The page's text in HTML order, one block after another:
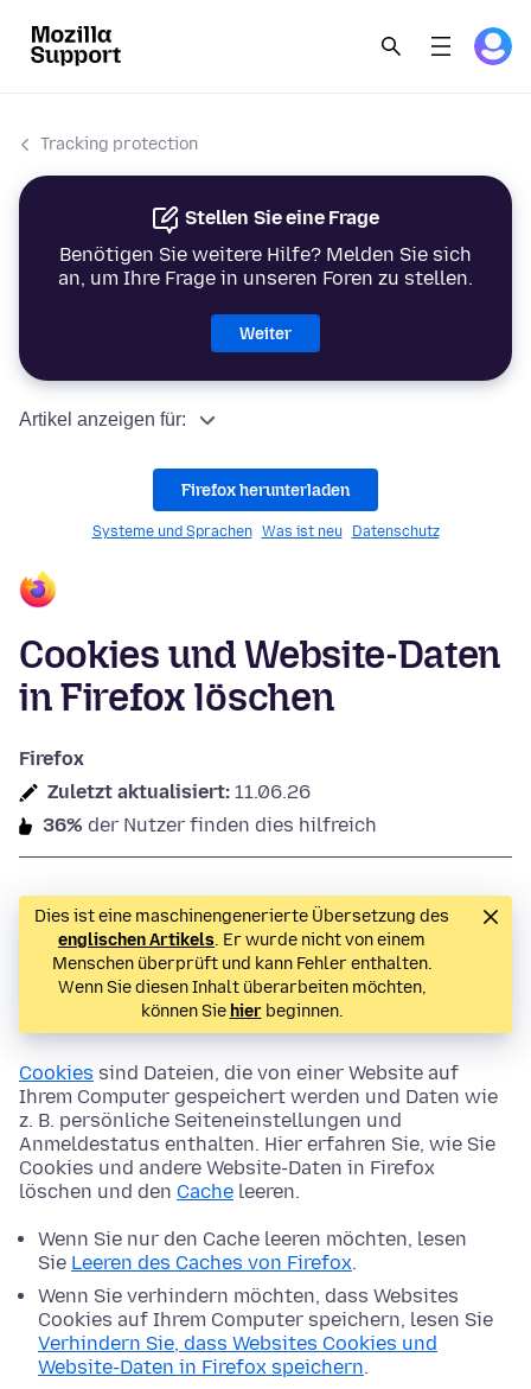
Tracking protection
Stellen Sie eine Frage
Benötigen Sie weitere Hilfe? Melden Sie sich
an, um Ihre Frage in unseren Foren zu stellen.
Weiter
Artikel anzeigen für:
Firefox herunterladen
Systeme und Sprachen Was ist neu Datenschutz
Cookies und Website-Daten
in Firefox löschen
Firefox
Zuletzt aktualisiert: 11.06.26
36% der Nutzer finden dies hilfreich
Dies ist eine maschinengenerierte Übersetzung des
englischen Artikels. Er wurde nicht von einem
Menschen überprüft und kann Fehler enthalten.
Wenn Sie diesen Inhalt überarbeiten möchten,
können Sie hierbeginnen.
Cookies sind Dateien, die von einer Website auf
Ihrem Computer gespeichert werden und Daten wie
z. B. persönliche Seiteneinstellungen und
Anmeldestatus enthalten. Hier erfahren Sie, wie Sie
Cookies und andere Website-Daten in Firefox
löschen und den Cache leeren.
Wenn Sie nur den Cache leeren möchten, lesen
Sie Leeren des Caches von Firefox.
Wenn Sie verhindern möchten, dass Websites
Cookies auf Ihrem Computer speichern, lesen Sie
Verhindern Sie, dass Websites Cookies und
Website-Daten in Firefox speichern.